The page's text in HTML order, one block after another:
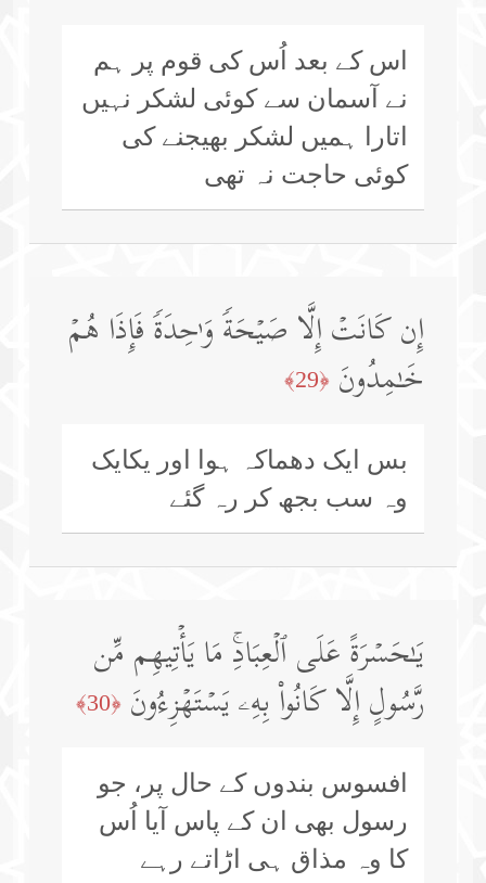
اس کے بعد اُس کی قوم پر ہم
نے آسمان سے کوئی لشکر نہیں
اتارا ہمیں لشکر بھیجنے کی
کوئی حاجت نہ تھی
إِن كَانَتۡ إِلَّا صَیۡحَةࣰ وَ ٰ⁠حِدَةࣰ فَإِذَا هُمۡ
خَـٰمِدُونَ ﴿29﴾
بس ایک دھماکہ ہوا اور یکایک
وہ سب بجھ کر رہ گئے
یَـٰحَسۡرَةً عَلَى ٱلۡعِبَادِۚ مَا یَأۡتِیهِم مِّن
رَّسُولٍ إِلَّا كَانُوا۟ بِهِۦ یَسۡتَهۡزِءُونَ ﴿30﴾
افسوس بندوں کے حال پر، جو
رسول بھی ان کے پاس آیا اُس
کا وہ مذاق ہی اڑاتے رہے